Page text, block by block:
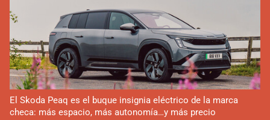
El Skoda Peaq es el buque insignia eléctrico de la marca
checa: más espacio, más autonomía…y más precio